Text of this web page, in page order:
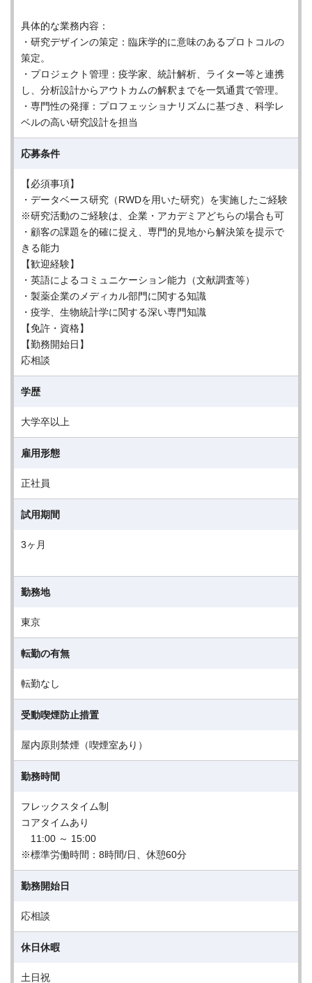
具体的な業務内容：
・研究デザインの策定：臨床学的に意味のあるプロトコルの
策定。
・プロジェクト管理：疫学家、統計解析、ライター等と連携
し、分析設計からアウトカムの解釈までを一気通貫で管理。
・専門性の発揮：プロフェッショナリズムに基づき、科学レ
ベルの高い研究設計を担当
応募条件
【必須事項】
・データベース研究（RWDを用いた研究）を実施したご経験
※研究活動のご経験は、企業・アカデミアどちらの場合も可
・顧客の課題を的確に捉え、専門的見地から解決策を提示で
きる能力
【歓迎経験】
・英語によるコミュニケーション能力（文献調査等）
・製薬企業のメディカル部門に関する知識
・疫学、生物統計学に関する深い専門知識
【免許・資格】
【勤務開始日】
応相談
学歴
大学卒以上
雇用形態
正社員
試用期間
3ヶ月
勤務地
東京
転勤の有無
転勤なし
受動喫煙防止措置
屋内原則禁煙（喫煙室あり）
勤務時間
フレックスタイム制
コアタイムあり
11:00 ～ 15:00
※標準労働時間：8時間/日、休憩60分
勤務開始日
応相談
休日休暇
土日祝